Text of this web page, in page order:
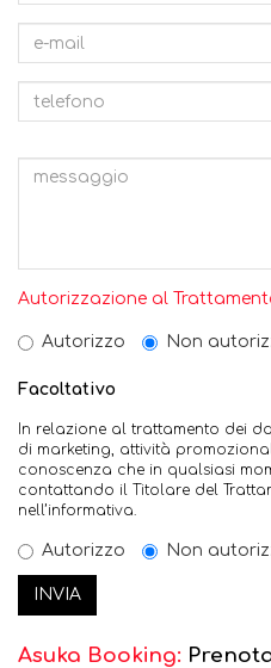
Autorizzazione al
Autorizzo Non
Facoltativo
In relazione al trattamento dei
di marketing, attività promozionali e offerte commerciali, sono a
conoscenza che in qualsiasi
contattando il Titolare del Trattamento come indicato
nell’informativa.
Autorizzo Non
INVIA
Asuka Booking: